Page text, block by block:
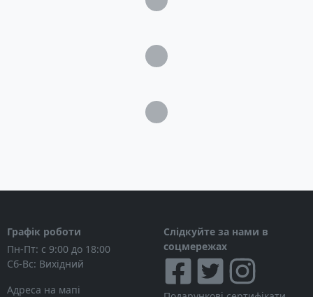
Знімний транець для підвісного двигуна (для
Два весла в комплекті з комірками
Комфортабельний рюкзак для перенесення
Інструкція з експлуатації
Графік роботи
Пн-Пт: с 9:00 до 18:00
Сб-Вс: Вихідний
Адреса на мапі
Слідкуйте за нами в
соцмережах